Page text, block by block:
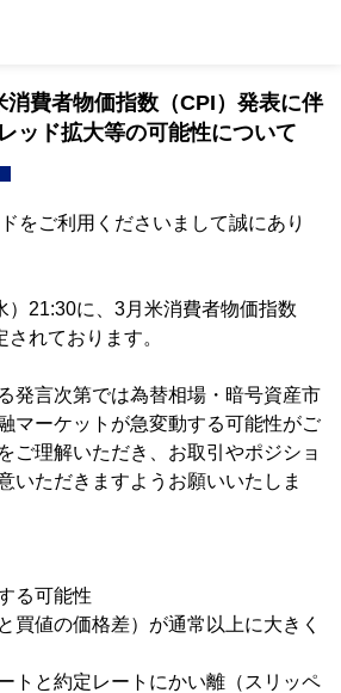
消費者物価指数（CPI）発表に伴
ッド拡大等の可能性について
をご利用くださいまして誠にあり
）21:30に、3月米消費者物価指数
されております。
発言次第では為替相場・暗号資産市
マーケットが急変動する可能性がご
ご理解いただき、お取引やポジショ
いただきますようお願いいたしま
る可能性
買値の価格差）が通常以上に大きく
トと約定レートにかい離（スリッペ